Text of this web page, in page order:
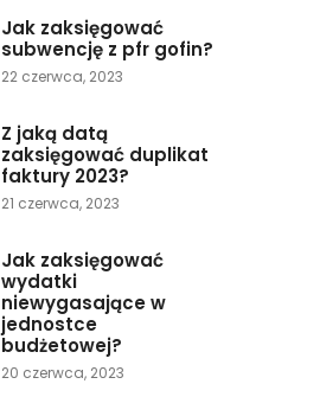
Jak zaksięgować
subwencję z pfr gofin?
22 czerwca, 2023
Z jaką datą
zaksięgować duplikat
faktury 2023?
21 czerwca, 2023
Jak zaksięgować
wydatki
niewygasające w
jednostce
budżetowej?
20 czerwca, 2023